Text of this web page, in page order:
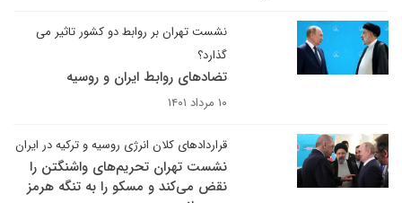
نشست تهران بر روابط دو کشور تاثیر می
گذارد؟
تضادهای روابط ایران و روسیه
۱۰ مرداد ۱۴۰۱
قراردادهای کلان انرژی روسیه و ترکیه در ایران
نشست تهران تحریم‌های واشنگتن را
نقض می‌کند و مسکو را به تنگه هرمز